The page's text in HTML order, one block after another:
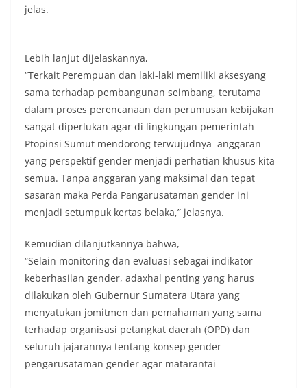
Kemerdekaan RI berlangsung.‎‎Wujud Kedekatan
Polri dengan Masyarakat‎Kegiatan sambang Door
to Door System ini merupakan salah satu bentuk
implementasi program Polri Presisi yang
mengedepankan kehadiran dan kedekatan
personel Kepolisian dengan masyarakat. Melalui
kegiatan semacam ini, Bhabinkamtibmas tidak
hanya berperan sebagai penyampai informasi
dan imbauan, tetapi juga sebagai mitra
masyarakat dalam menjaga keamanan lingkungan
secara bersama-sama.‎‎Kehadiran
Bhabinkamtibmas di tengah-tengah warga
diharapkan dapat semakin mempererat
masyarakat, sekaligus membangun kesadaran
kolektif warga akan pentingnya menjaga
keamanan, ketertiban, dan kekompakan
lingkungan, khususnya dalam menyambut
momentum bersejarah HUT Kemerdekaan
Republik Indonesia.‎Kegiatan sambang ini
rencananya akan terus dilaksanakan secara rutin
oleh Bhabinkamtibmas di wilayah Kelurahan
Sunggal sebagai bagian dari upaya menciptakan
situasi Kamtibmas yang aman dan kondusif,
jelas.
Lebih lanjut dijelaskannya,
“Terkait Perempuan dan laki-laki memiliki aksesyang
sama terhadap pembangunan seimbang, terutama
dalam proses perencanaan dan perumusan kebijakan
sangat diperlukan agar di lingkungan pemerintah
Ptopinsi Sumut mendorong terwujudnya anggaran
yang perspektif gender menjadi perhatian khusus kita
semua. Tanpa anggaran yang maksimal dan tepat
sasaran maka Perda Pangarusataman gender ini
menjadi setumpuk kertas belaka,” jelasnya.
Kemudian dilanjutkannya bahwa,
“Selain monitoring dan evaluasi sebagai indikator
keberhasilan gender, adaxhal penting yang harus
dilakukan oleh Gubernur Sumatera Utara yang
menyatukan jomitmen dan pemahaman yang sama
terhadap organisasi petangkat daerah (OPD) dan
seluruh jajarannya tentang konsep gender
pengarusataman gender agar matarantai